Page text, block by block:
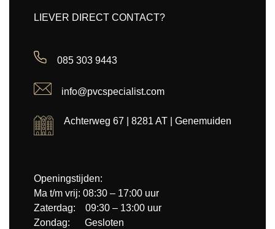
LIEVER DIRECT CONTACT?
085 303 9443
info@pvcspecialist.com
Achterweg 67 | 8281 AT | Genemuiden
Openingstijden:
Ma t/m vrij: 08:30 – 17:00 uur
Zaterdag: 09:30 – 13:00 uur
Zondag: Gesloten